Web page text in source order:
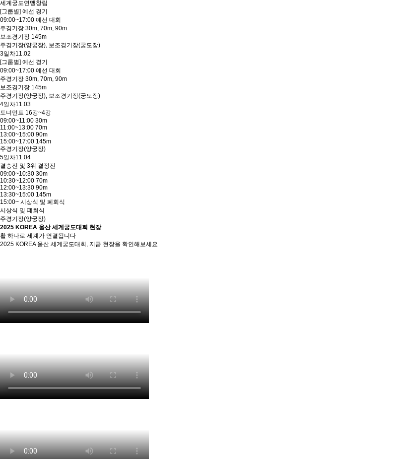
세계궁도연맹창립
[그룹별] 예선 경기
09:00~17:00 예선 대회
주경기장 30m, 70m, 90m
보조경기장 145m
주경기장(양궁장), 보조경기장(궁도장)
3일차11.02
[그룹별] 예선 경기
09:00~17:00 예선 대회
주경기장 30m, 70m, 90m
보조경기장 145m
주경기장(양궁장), 보조경기장(궁도장)
4일차11.03
토너먼트 16강~4강
09:00~11:00 30m
11:00~13:00 70m
13:00~15:00 90m
15:00~17:00 145m
주경기장(양궁장)
5일차11.04
결승전 및 3위 결정전
09:00~10:30 30m
10:30~12:00 70m
12:00~13:30 90m
13:30~15:00 145m
15:00~ 시상식 및 폐회식
시상식 및 폐회식
주경기장(양궁장)
2025 KOREA 울산 세계궁도대회 현장
활 하나로 세계가 연결됩니다
2025 KOREA 울산 세계궁도대회, 지금 현장을 확인해보세요